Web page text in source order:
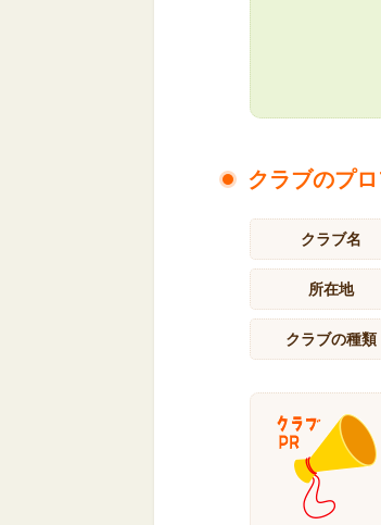
クラブのプ
クラブ名
所在地
クラブの種類